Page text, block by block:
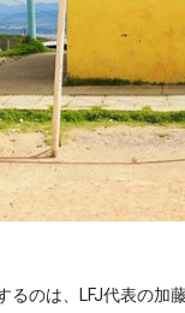
のは、LFJ代表の